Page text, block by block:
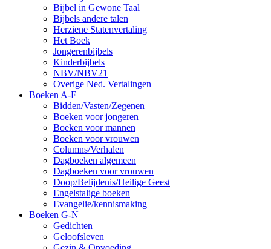
Bijbel in Gewone Taal
Bijbels andere talen
Herziene Statenvertaling
Het Boek
Jongerenbijbels
Kinderbijbels
NBV/NBV21
Overige Ned. Vertalingen
Boeken A-F
Bidden/Vasten/Zegenen
Boeken voor jongeren
Boeken voor mannen
Boeken voor vrouwen
Columns/Verhalen
Dagboeken algemeen
Dagboeken voor vrouwen
Doop/Belijdenis/Heilige Geest
Engelstalige boeken
Evangelie/kennismaking
Boeken G-N
Gedichten
Geloofsleven